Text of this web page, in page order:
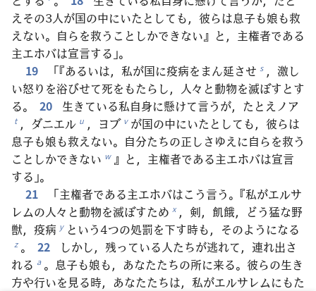
えその3人が国の中にいたとしても，彼らは息子も娘も救
えない。自らを救うことしかできない』と，主権者である
主エホバは宣言する」。
19
「『あるいは，私が国に疫病をまん延させ s ，激し
い怒りを浴びせて死をもたらし，人々と動物を滅ぼすとす
る。
20 生きている私自身に懸けて言うが，たとえノア
t ，ダニエル u ，ヨブ v が国の中にいたとしても，彼らは
息子も娘も救えない。自分たちの正しさゆえに自らを救う
ことしかできない w 』と，主権者である主エホバは宣言
する」。
21
「主権者である主エホバはこう言う。『私がエルサ
レムの人々と動物を滅ぼすため x ，剣，飢餓，どう猛な野
獣，疫病 y という4つの処罰を下す時も，そのようになる
z 。 22
しかし，残っている人たちが逃れて，連れ出さ
れる a 。息子も娘も，あなたたちの所に来る。彼らの生き
方や行いを見る時，あなたたちは，私がエルサレムにもた